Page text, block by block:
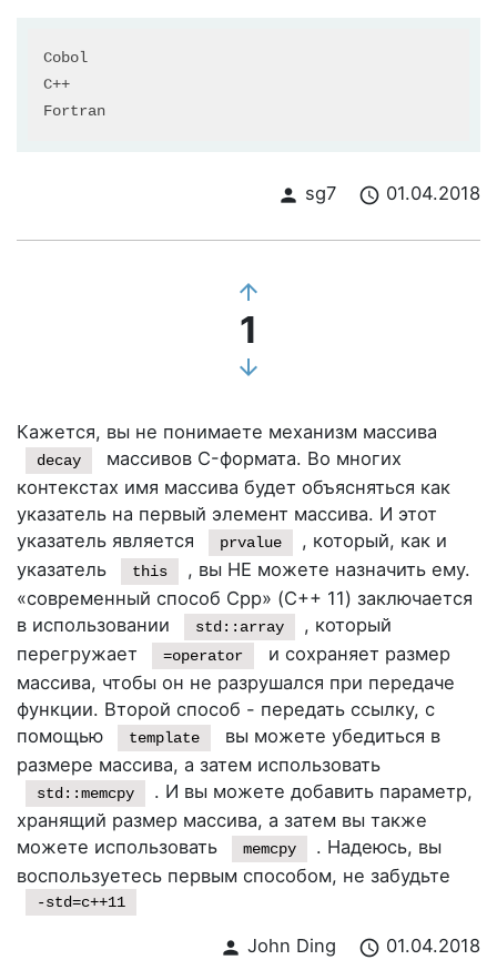
    student.setStudent(
        cout << student.courseTaken[i] << endl;
person sg7 schedule 01.04.2018
arrow_upward
1
arrow_downward
Кажется, вы не понимаете механизм массива
decay
массивов C-формата. Во многих
контекстах имя массива будет объясняться как
указатель на первый элемент массива. И этот
указатель является
prvalue
, который, как и
указатель
this
, вы НЕ можете назначить ему.
«современный способ Cpp» (С++ 11) заключается
в использовании
std::array
, который
перегружает
=operator
и сохраняет размер
массива, чтобы он не разрушался при передаче
функции. Второй способ - передать ссылку, с
помощью
template
вы можете убедиться в
размере массива, а затем использовать
std::memcpy
. И вы можете добавить параметр,
хранящий размер массива, а затем вы также
можете использовать
memcpy
. Надеюсь, вы
воспользуетесь первым способом, не забудьте
-std=c++11
person John Ding schedule 01.04.2018